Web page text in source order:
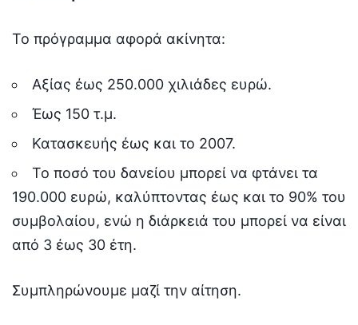
Το πρόγραμμα αφορά ακίνητα:
Αξίας έως 250.000 χιλιάδες ευρώ.
Έως 150 τ.μ.
Κατασκευής έως και το 2007.
Το ποσό του δανείου μπορεί να φτάνει τα
190.000 ευρώ, καλύπτοντας έως και το 90% του
συμβολαίου, ενώ η διάρκειά του μπορεί να είναι
από 3 έως 30 έτη.
Συμπληρώνουμε μαζί την αίτηση.